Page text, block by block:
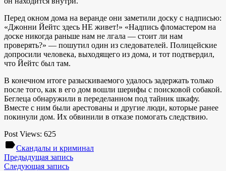
Перед окном дома на веранде они заметили доску с надписью:
«Джонни Йейтс здесь НЕ живет!» «Надпись фломастером на
доске никогда раньше нам не лгала — стоит ли нам
проверять?» — пошутил один из следователей. Полицейские
допросили человека, выходящего из дома, и тот подтвердил,
что Йейтс был там.
В конечном итоге разыскиваемого удалось задержать только
после того, как в его дом вошли шерифы с поисковой собакой.
Беглеца обнаружили в переделанном под тайник шкафу.
Вместе с ним были арестованы и другие люди, которые ранее
покинули дом. Их обвинили в отказе помогать следствию.
Post Views: 625
labelСкандалы и криминал
Предыдущая запись
Следующая запись